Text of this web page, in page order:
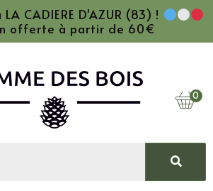
CADIERE D'AZUR (83) !
offerte à partir de 60€
0